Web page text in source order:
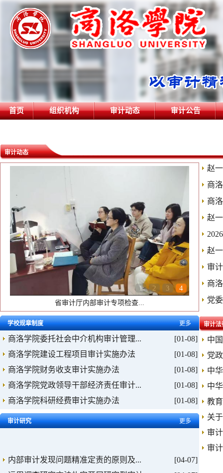
首页 组织机构 审计动态 审计公告
审计动态
1 2 3 4
省审计厅内部审计专项检查...
学校规章制度 更多
商洛学院委托社会中介机构审计管理...
[01-08]
商洛学院建设工程项目审计实施办法
[01-08]
商洛学院财务收支审计实施办法
[01-08]
商洛学院党政领导干部经济责任审计...
[01-08]
商洛学院科研经费审计实施办法
[01-08]
审计研究 更多
内部审计发现问题精准定责的原则及...
[04-07]
赵
商
商
赵
赵
审
商
党
审计法
中
党
中
中
教
关
审
审